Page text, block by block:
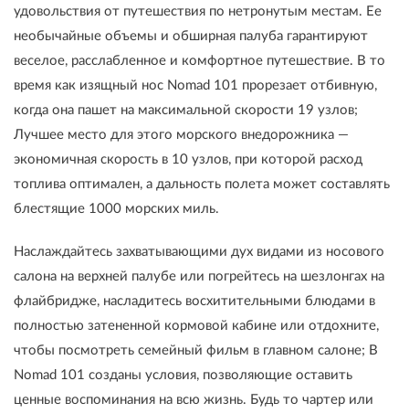
удовольствия от путешествия по нетронутым местам. Ее
необычайные объемы и обширная палуба гарантируют
веселое, расслабленное и комфортное путешествие. В то
время как изящный нос Nomad 101 прорезает отбивную,
когда она пашет на максимальной скорости 19 узлов;
Лучшее место для этого морского внедорожника —
экономичная скорость в 10 узлов, при которой расход
топлива оптимален, а дальность полета может составлять
блестящие 1000 морских миль.
Наслаждайтесь захватывающими дух видами из носового
салона на верхней палубе или погрейтесь на шезлонгах на
флайбридже, насладитесь восхитительными блюдами в
полностью затененной кормовой кабине или отдохните,
чтобы посмотреть семейный фильм в главном салоне; В
Nomad 101 созданы условия, позволяющие оставить
ценные воспоминания на всю жизнь. Будь то чартер или